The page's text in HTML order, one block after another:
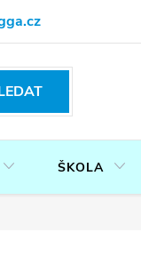
ÚDAJŮ
ŠKOLA